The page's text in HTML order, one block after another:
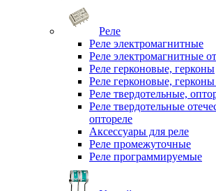
Реле
Реле электромагнитные
Реле электромагнитные
Реле герконовые, герконы
Реле герконовые,
Реле твердотельные,
Реле твердотельные
оптореле
Аксессуары для реле
Реле промежуточные
Реле программируемые